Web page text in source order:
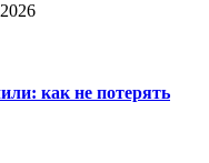
как не потерять